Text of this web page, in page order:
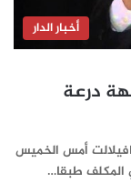
أخبار الدار
درعة
أمس الخميس
المكلف طبقا…